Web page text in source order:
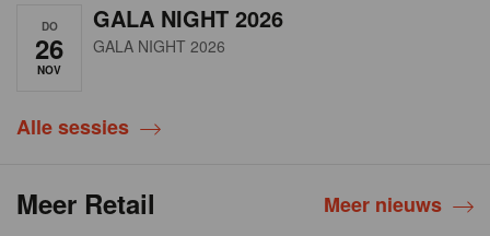
DO
26
NOV
GALA NIGHT 2026
GALA NIGHT 2026
Alle sessies
Meer Retail Meer nieuws